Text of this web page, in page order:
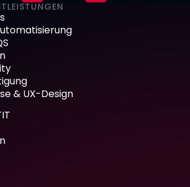
& UX-Design